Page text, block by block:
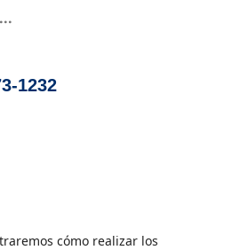
1232
cómo realizar los